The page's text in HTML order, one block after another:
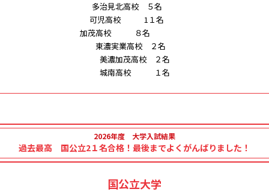
多治見北高校 ５名
可児高校 1１名
加茂高校 ８名
東濃実業高校 ２名
美濃加茂高校 ２名
城南高校 １名
2026年度 大学入試結果
過去最高 国公立2１名合格！最後までよくがんばりました！
国公立大学